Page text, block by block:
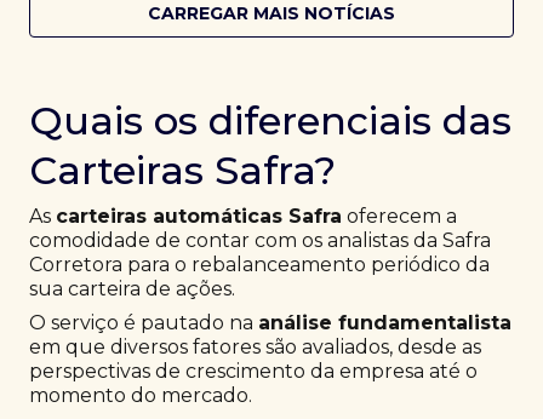
CARREGAR MAIS NOTÍCIAS
Quais os diferenciais das
Carteiras Safra?
As carteiras automáticas Safra oferecem a
comodidade de contar com os analistas da Safra
Corretora para o rebalanceamento periódico da
sua carteira de ações.
O serviço é pautado na análise fundamentalista
em que diversos fatores são avaliados, desde as
perspectivas de crescimento da empresa até o
momento do mercado.